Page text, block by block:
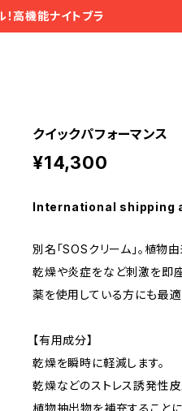
高機能ナイトブラ
クイックパフォーマンス
¥14,300
International shipping
別名「SOSクリーム」。植
乾燥や炎症をなど刺激を即
薬を使用している方にも最
【有用成分】
乾燥を瞬時に軽減します。
乾燥などのストレス誘発性
植物抽出物を補充すること